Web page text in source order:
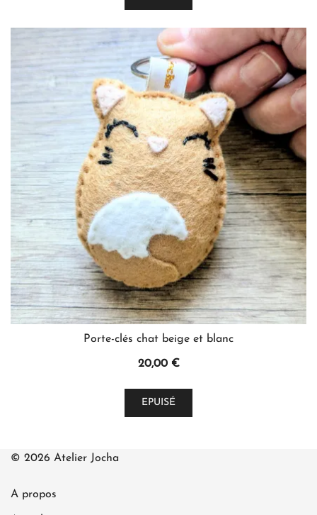
Porte-clés chat beige et blanc
20,00 €
EPUISÉ
© 2026 Atelier Jocha
A propos